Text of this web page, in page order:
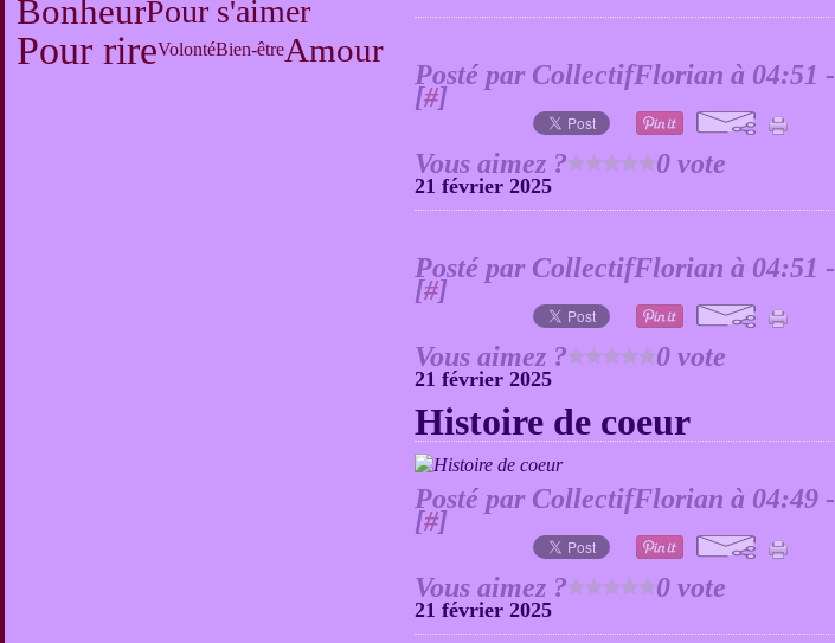
BonheurPour s'aimer
Pour rireVolontéBien-êtreAmour
Posté par CollectifFlorian à 04:51 -
[#]
Vous aimez ? 0 vote
21 février 2025
Posté par CollectifFlorian à 04:51 -
[#]
Vous aimez ? 0 vote
21 février 2025
Histoire de coeur
Posté par CollectifFlorian à 04:49 -
[#]
Vous aimez ? 0 vote
21 février 2025